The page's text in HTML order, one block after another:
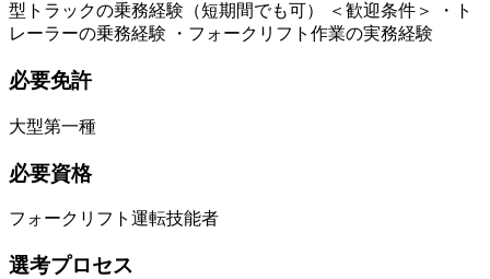
型トラックの乗務経験（短期間でも可） ＜歓迎条件＞ ・ト
レーラーの乗務経験 ・フォークリフト作業の実務経験
必要免許
大型第一種
必要資格
フォークリフト運転技能者
選考プロセス